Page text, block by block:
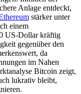
Anlage entdeckt,
stärker unter
einem
US-Dollar kräftig
gegenüber den
da
im Nahen
Bitcoin zeigt,
lukrativ bleibt,